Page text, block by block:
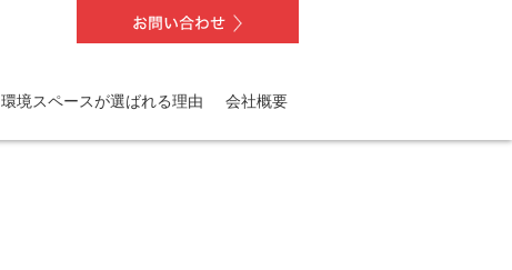
環境スペースが選ばれる理由 会社概要